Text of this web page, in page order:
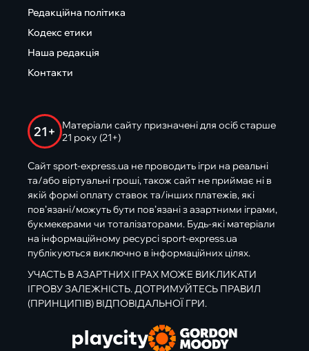
Редакційна політика
Кодекс етики
Наша редакція
Контакти
21+
Матеріали сайту призначені для осіб старше
21 року (21+)
Сайт sport-express.ua не проводить ігри на реальні
та/або віртуальні гроші, також сайт не приймає ні в
якій формі оплату ставок та/інших платежів, які
пов’язані/можуть бути пов’язані з азартними іграми,
букмекерами чи тоталізаторами. Будь-які матеріали
на інформаційному ресурсі sport-express.ua
публікуються виключно в інформаційних цілях.
УЧАСТЬ В АЗАРТНИХ ІГРАХ МОЖЕ ВИКЛИКАТИ
ІГРОВУ ЗАЛЕЖНІСТЬ. ДОТРИМУЙТЕСЬ ПРАВИЛ
(ПРИНЦИПІВ) ВІДПОВІДАЛЬНОЇ ГРИ.